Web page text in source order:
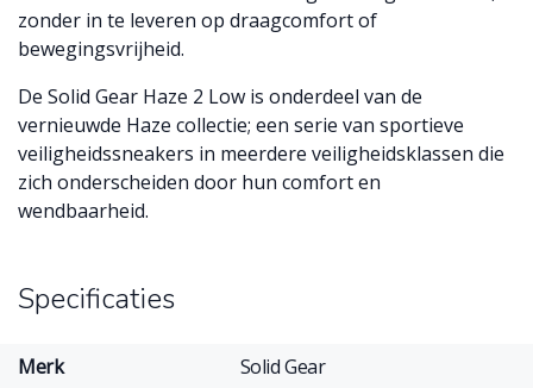
zonder in te leveren op draagcomfort of
bewegingsvrijheid.
De Solid Gear Haze 2 Low is onderdeel van de
vernieuwde Haze collectie; een serie van sportieve
veiligheidssneakers in meerdere veiligheidsklassen die
zich onderscheiden door hun comfort en
wendbaarheid.
Specificaties
Merk Solid Gear